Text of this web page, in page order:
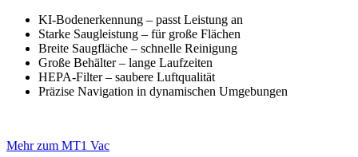
KI-Bodenerkennung – passt Leistung an
Starke Saugleistung – für große Flächen
Breite Saugfläche – schnelle Reinigung
Große Behälter – lange Laufzeiten
HEPA-Filter – saubere Luftqualität
Präzise Navigation in dynamischen Umgebungen
Mehr zum MT1 Vac